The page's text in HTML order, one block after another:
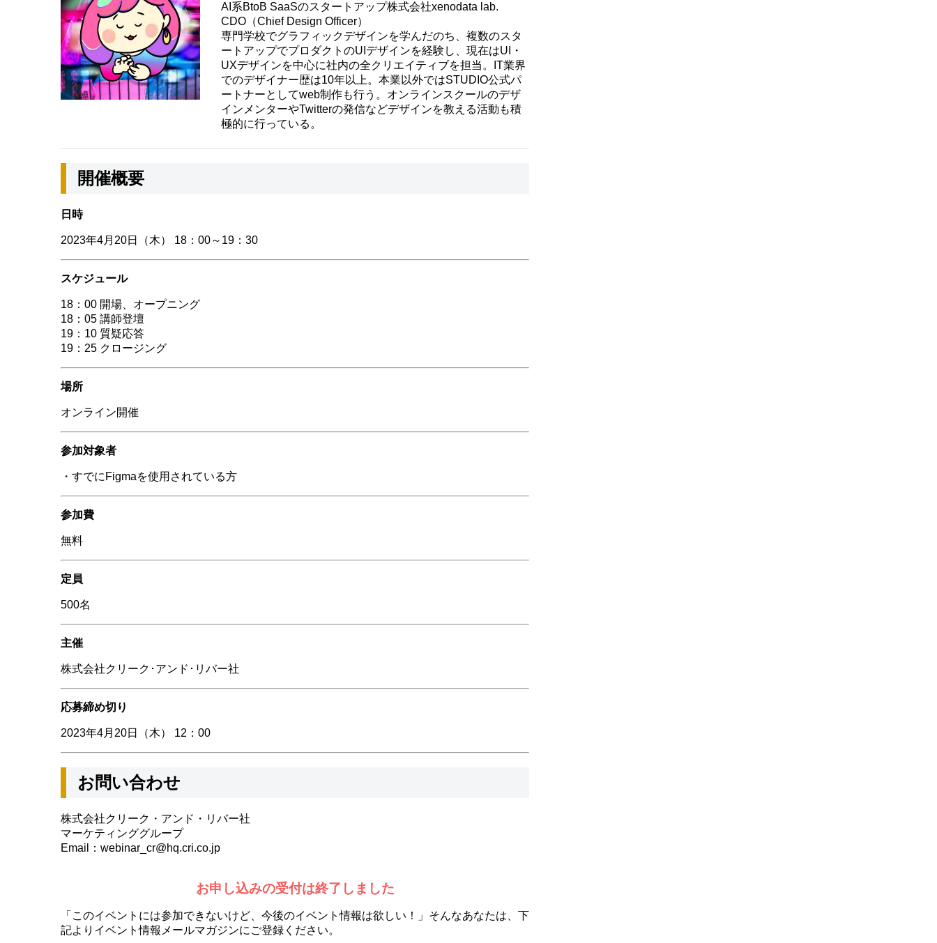
AI系BtoB SaaSのスタートアップ株式会社xenodata lab.
CDO（Chief Design Officer）
専門学校でグラフィックデザインを学んだのち、複数のスタ
ートアップでプロダクトのUIデザインを経験し、現在はUI・
UXデザインを中心に社内の全クリエイティブを担当。IT業界
でのデザイナー歴は10年以上。本業以外ではSTUDIO公式パ
ートナーとしてweb制作も行う。オンラインスクールのデザ
インメンターやTwitterの発信などデザインを教える活動も積
極的に行っている。
開催概要
日時
2023年4月20日（木） 18：00～19：30
スケジュール
18：00 開場、オープニング
18：05 講師登壇
19：10 質疑応答
19：25 クロージング
場所
オンライン開催
参加対象者
・すでにFigmaを使用されている方
参加費
無料
定員
500名
主催
株式会社クリーク･アンド･リバー社
応募締め切り
2023年4月20日（木） 12：00
お問い合わせ
株式会社クリーク・アンド・リバー社
マーケティンググループ
Email：webinar_cr@hq.cri.co.jp
お申し込みの受付は終了しました
「このイベントには参加できないけど、今後のイベント情報は欲しい！」そんなあなたは、下
記よりイベント情報メールマガジンにご登録ください。